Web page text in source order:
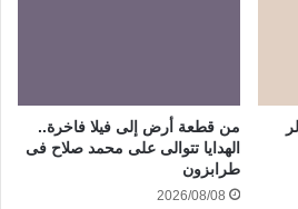
من قطعة أرض إلى فيلا فاخرة..
الهدايا تتوالى على محمد صلاح فى
طرابزون
2026/08/08